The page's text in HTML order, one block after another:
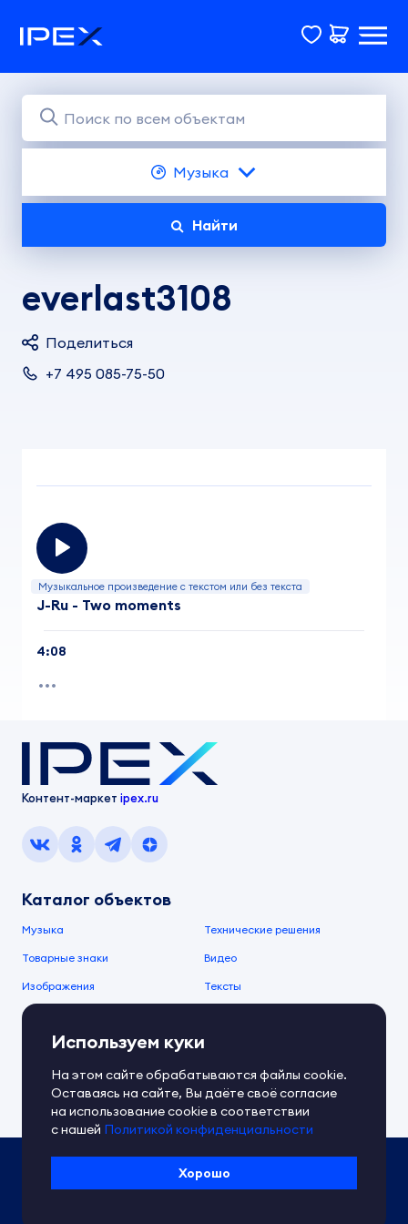
Музыка
Найти
everlast3108
Поделиться
+7 495 085-75-50
Музыкальное произведение с текстом или без текста
J-Ru - Two moments
4:08
Контент-маркет ipex.ru
Каталог объектов
Музыка Технические решения
Товарные знаки Видео
Изображения Тексты
О компании
О сервисе
Документы IPEX Справочный центр
Контакты Обратная связь
Политика IPEX по обработке ПД
Условия использования платформы
Используем куки
На этом сайте обрабатываются файлы cookie.
Оставаясь на сайте, Вы даёте своё согласие
на использование cookie в соответствии
с нашей Политикой конфиденциальности
Хорошо